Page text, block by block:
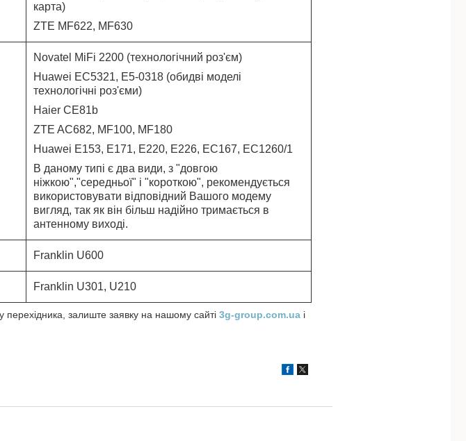
карта)
ZTE MF622, MF630
Novatel MiFi 2200 (технологічний роз'єм)
Huawei EC5321, E5-0318 (обидві моделі
технологічні роз'єми)
Haier CE81b
ZTE AC682, MF100, MF180
Huawei E153, E171, E220, E226, EC167, EC1260/1
В даному типі є два види, з "довгою
ніжкою","середньої" і "короткою", рекомендується
використовувати відповідний Вашого модему
вигляд, так як він більш надійно тримається в
антенному виході.
Franklin U600
Franklin U301, U210
залиште заявку на нашому сайті 3g-group.com.ua і